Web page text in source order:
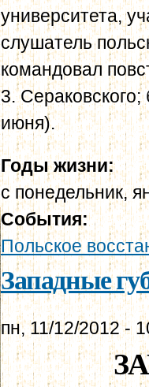
университета,
слушатель
командовал
3.
июня).
Годы жизни:
с понедельник,
События:
Польское
Западные
пн, 11/12/2012 -